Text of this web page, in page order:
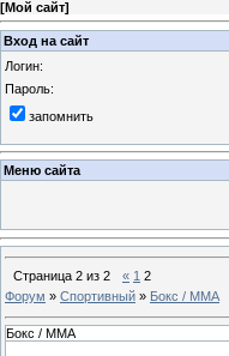
[Мой сайт]
Вход на сайт
Логин:
Пароль:
запомнить
Меню сайта
Страница 2 из 2 « 1 2
Форум » Спортивный » Бокс / ММА
Бокс / ММА